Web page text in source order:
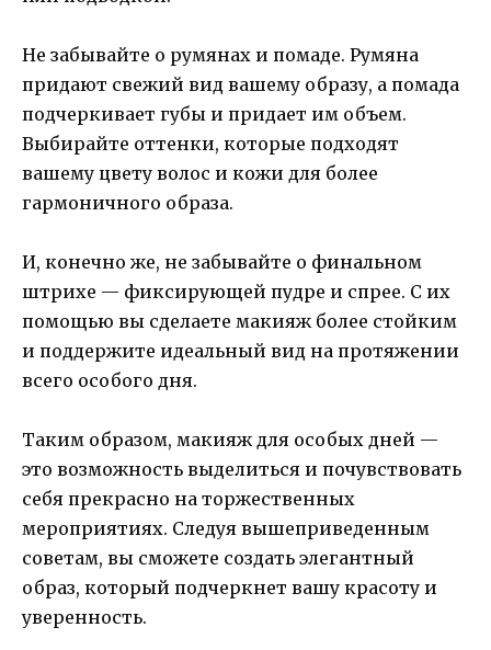
Не забывайте о румянах и помаде. Румяна
придают свежий вид вашему образу, а помада
подчеркивает губы и придает им объем.
Выбирайте оттенки, которые подходят
вашему цвету волос и кожи для более
гармоничного образа.
И, конечно же, не забывайте о финальном
штрихе — фиксирующей пудре и спрее. С их
помощью вы сделаете макияж более стойким
и поддержите идеальный вид на протяжении
всего особого дня.
Таким образом, макияж для особых дней —
это возможность выделиться и почувствовать
себя прекрасно на торжественных
мероприятиях. Следуя вышеприведенным
советам, вы сможете создать элегантный
образ, который подчеркнет вашу красоту и
уверенность.